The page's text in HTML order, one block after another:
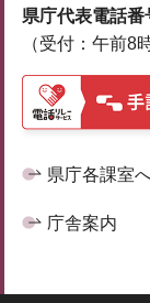
県庁代表電話番
（受付：午前8
県庁各課室
庁舎案内